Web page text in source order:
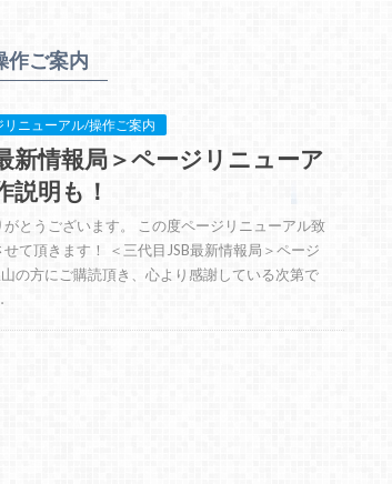
作ご案内
リニューアル/操作ご案内
新情報局＞ページリニューア
説明も！
とうございます。 この度ページリニューアル致
て頂きます！ ＜三代目JSB最新情報局＞ページ
の方にご購読頂き、心より感謝している次第で